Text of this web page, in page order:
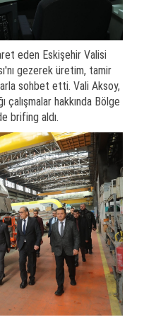
eden Eskişehir Valisi
gezerek üretim, tamir
sohbet etti. Vali Aksoy,
çalışmalar hakkında Bölge
brifing aldı.